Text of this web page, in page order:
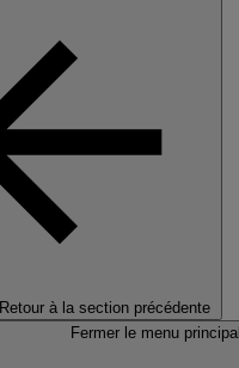
Retour à la section précédente
Fermer le menu principal